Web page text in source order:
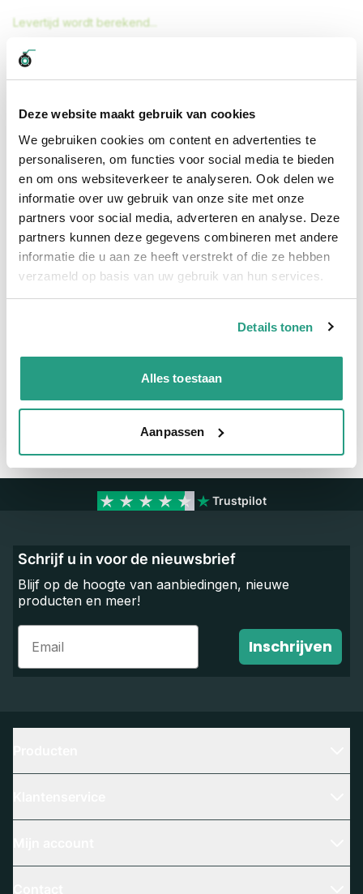
Deze website maakt gebruik van cookies
We gebruiken cookies om content en advertenties te
personaliseren, om functies voor social media te bieden
en om ons websiteverkeer te analyseren. Ook delen we
informatie over uw gebruik van onze site met onze
partners voor social media, adverteren en analyse. Deze
partners kunnen deze gegevens combineren met andere
informatie die u aan ze heeft verstrekt of die ze hebben
verzameld op basis van uw gebruik van hun services.
Details tonen
Alles toestaan
Aanpassen
Levertijd wordt berekend...
Hoge klantbeoordelingen: 9/10
Snelle levering
Snel naar
Meer informatie
Meer informatie
Maatvoering koppeling 3mm
Trustpilot
Schrijf u in voor de nieuwsbrief
Blijf op de hoogte van aanbiedingen, nieuwe
producten en meer!
Email
Inschrijven